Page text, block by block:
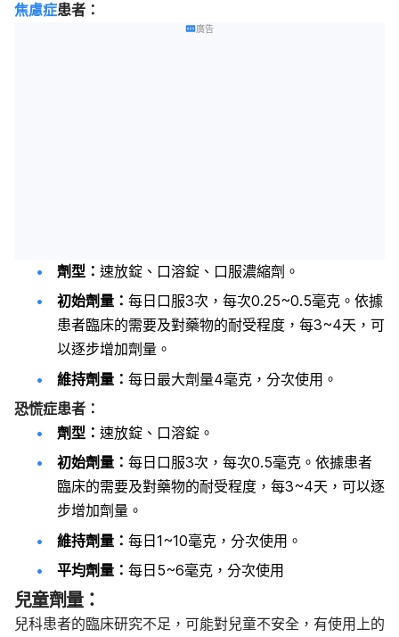
焦慮症患者：
廣告
劑型： 速放錠、口溶錠、口服濃縮劑。
初始劑量： 每日口服3次，每次0.25~0.5毫克。依據
患者臨床的需要及對藥物的耐受程度，每3~4天，可
以逐步增加劑量。
維持劑量： 每日最大劑量4毫克，分次使用。
恐慌症患者：
劑型： 速放錠、口溶錠。
初始劑量： 每日口服3次，每次0.5毫克。依據患者
臨床的需要及對藥物的耐受程度，每3~4天，可以逐
步增加劑量。
維持劑量： 每日1~10毫克，分次使用。
平均劑量： 每日5~6毫克，分次使用
兒童劑量：
兒科患者的臨床研究不足，可能對兒童不安全，有使用上的